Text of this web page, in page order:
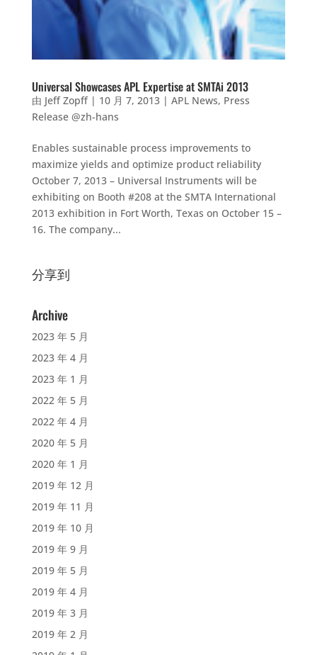
Universal Showcases APL Expertise at SMTAi 2013
由 Jeff Zopff| 10 月 7, 2013| APL News, Press
Release @zh-hans
Enables sustainable process improvements to
maximize yields and optimize product reliability
October 7, 2013 – Universal Instruments will be
exhibiting on Booth #208 at the SMTA International
2013 exhibition in Fort Worth, Texas on October 15 –
16. The company...
分享到
Archive
2023 年 5 月
2023 年 4 月
2023 年 1 月
2022 年 5 月
2022 年 4 月
2020 年 5 月
2020 年 1 月
2019 年 12 月
2019 年 11 月
2019 年 10 月
2019 年 9 月
2019 年 5 月
2019 年 4 月
2019 年 3 月
2019 年 2 月